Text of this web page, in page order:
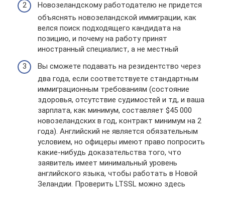
Новозеландскому работодателю не придется
объяснять новозеландской иммиграции, как
велся поиск подходящего кандидата на
позицию, и почему на работу принят
иностранный специалист, а не местный
Вы сможете подавать на резидентство через
два года, если соответствуете стандартным
иммиграционным требованиям (состояние
здоровья, отсутствие судимостей и тд, и ваша
зарплата, как минимум, составляет $45 000
новозеландских в год, контракт минимум на 2
года). Английский не является обязательным
условием, но офицеры имеют право попросить
какие-нибудь доказательства того, что
заявитель имеет минимальный уровень
английского языка, чтобы работать в Новой
Зеландии. Проверить LTSSL можно здесь